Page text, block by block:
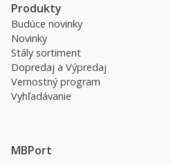
Produkty
Budúce novinky
Novinky
Stály sortiment
Dopredaj a Výpredaj
Vernostný program
Vyhľadávanie
MBPort